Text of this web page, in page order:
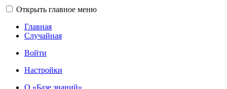
Открыть главное меню
Главная
Случайная
Войти
Настройки
О «Базе знаний»